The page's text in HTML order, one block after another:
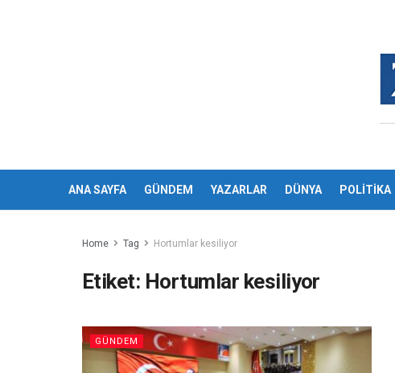
ANA SAYFA GÜNDEM YAZARLAR DÜNYA POLİTİKA
Home Tag Hortumlar kesiliyor
Etiket: Hortumlar kesiliyor
GÜNDEM